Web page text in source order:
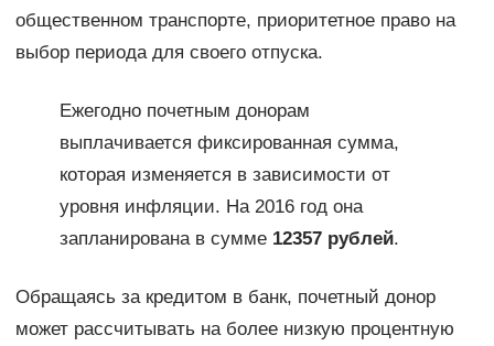
общественном транспорте, приоритетное право на
выбор периода для своего отпуска.
Ежегодно почетным донорам
выплачивается фиксированная сумма,
которая изменяется в зависимости от
уровня инфляции. На 2016 год она
запланирована в сумме 12357 рублей.
Обращаясь за кредитом в банк, почетный донор
может рассчитывать на более низкую процентную